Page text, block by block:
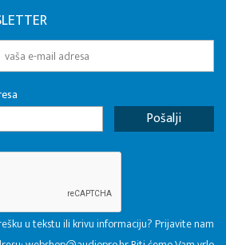
u tekstu ili krivu informaciju? Prijavite nam